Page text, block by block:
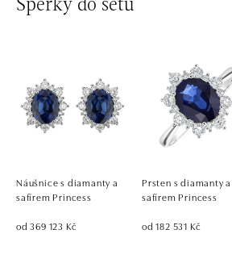
Šperky do setu
Náušnice s diamanty a
safírem Princess
od 369 123 Kč
Prsten s diamanty a
safírem Princess
od 182 531 Kč